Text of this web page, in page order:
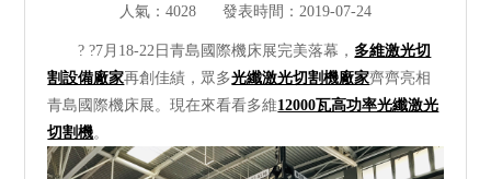
其他切割設備及配件
解決方案
多維資訊
人氣：4028
發表時間：2019-07-24
? ?7月18-22日青島國際機床展完美落幕， 多維激光切
割設備廠家再創佳績，眾多光纖激光切割機廠家齊齊亮相
青島國際機床展。現在來看看多維12000瓦高功率光纖激光
切割機。